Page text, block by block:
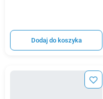
Dodaj do koszyka